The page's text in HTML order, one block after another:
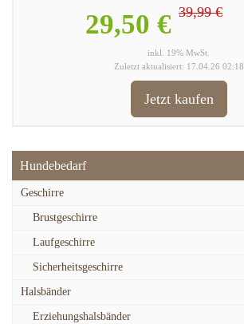
29,50 € 39,99 €
inkl. 19% MwSt.
Zuletzt aktualisiert: 17.04.26 02:18
Jetzt kaufen
Hundebedarf
Geschirre
Brustgeschirre
Laufgeschirre
Sicherheitsgeschirre
Halsbänder
Erziehungshalsbänder